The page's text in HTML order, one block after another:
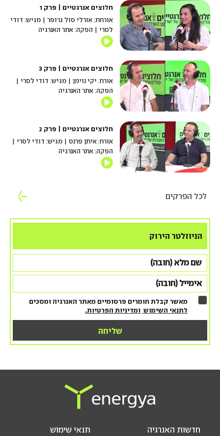
חלוצים אנרגטיים | פרק 1
אורחת: אורלי סול גרופר | מגיש: דודי
לסרי | הפקה: אתר האנרגיה
חלוצים אנרגטיים | פרק 3
אורח: יקי נוימן | מגיש: דודי לסרי |
הפקה: אתר האנרגיה
חלוצים אנרגטיים | פרק 2
אורח: איתן פרנס | מגיש: דודי לסרי |
הפקה: אתר האנרגיה
לכל הפרקים
הניוזלטר הירוק
מאשר קבלת חומרים פרסומיים מאתר האנרגיה ומסכים
לתנאי השימוש ומדיניות הפרטיות.
חדשות האנרגיה תנאי שימוש